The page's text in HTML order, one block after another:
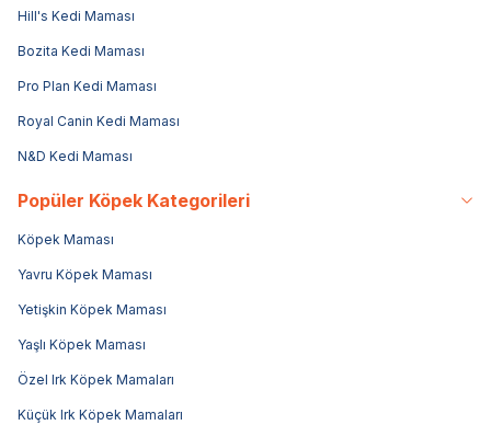
Hill's Kedi Maması
Bozita Kedi Maması
Pro Plan Kedi Maması
Royal Canin Kedi Maması
N&D Kedi Maması
Popüler Köpek Kategorileri
Köpek Maması
Yavru Köpek Maması
Yetişkin Köpek Maması
Yaşlı Köpek Maması
Özel Irk Köpek Mamaları
Küçük Irk Köpek Mamaları